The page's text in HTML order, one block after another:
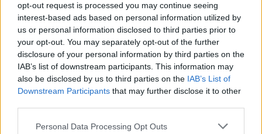
opt-out request is processed you may continue seeing
interest-based ads based on personal information utilized by
us or personal information disclosed to third parties prior to
your opt-out. You may separately opt-out of the further
disclosure of your personal information by third parties on the
IAB’s list of downstream participants. This information may
also be disclosed by us to third parties on the IAB’s List of
Downstream Participants that may further disclose it to other
Please note that this website/app uses one or more Google
Personal Data Processing Opt Outs
A RÓMAIAKTÓL AZ AGYAGKATONÁKIG –
KÖZÖNSÉGTALÁLKOZÓ VÁRJA A LÁTOGATÓKAT A